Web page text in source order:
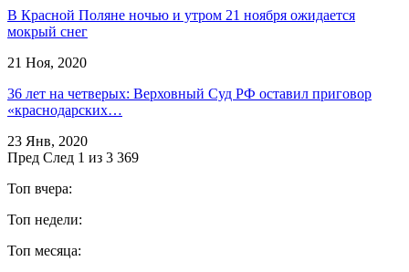
В Красной Поляне ночью и утром 21 ноября ожидается
мокрый снег
21 Ноя, 2020
36 лет на четверых: Верховный Суд РФ оставил приговор
«краснодарских…
23 Янв, 2020
Пред След 1 из 3 369
Топ вчера:
Топ недели:
Топ месяца: